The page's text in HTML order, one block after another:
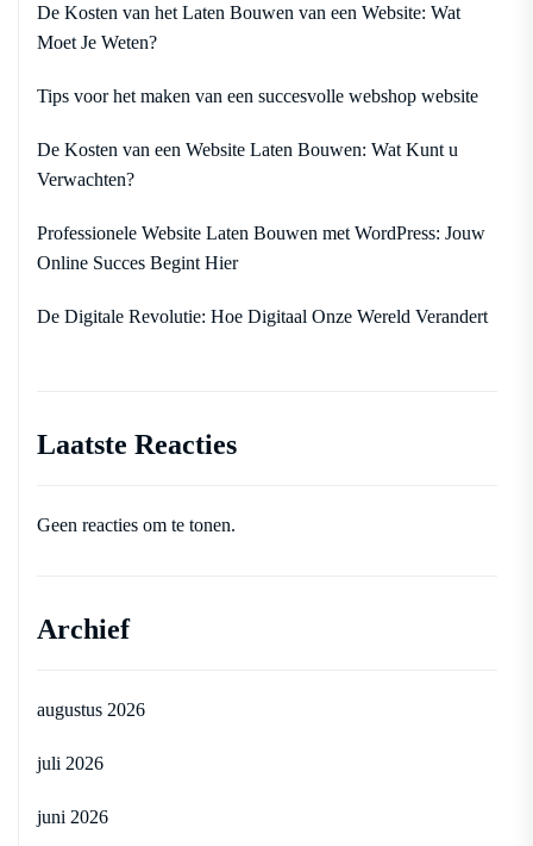
De Kosten van het Laten Bouwen van een Website: Wat
Moet Je Weten?
Tips voor het maken van een succesvolle webshop website
De Kosten van een Website Laten Bouwen: Wat Kunt u
Verwachten?
Professionele Website Laten Bouwen met WordPress: Jouw
Online Succes Begint Hier
De Digitale Revolutie: Hoe Digitaal Onze Wereld Verandert
Laatste Reacties
Geen reacties om te tonen.
Archief
augustus 2026
juli 2026
juni 2026